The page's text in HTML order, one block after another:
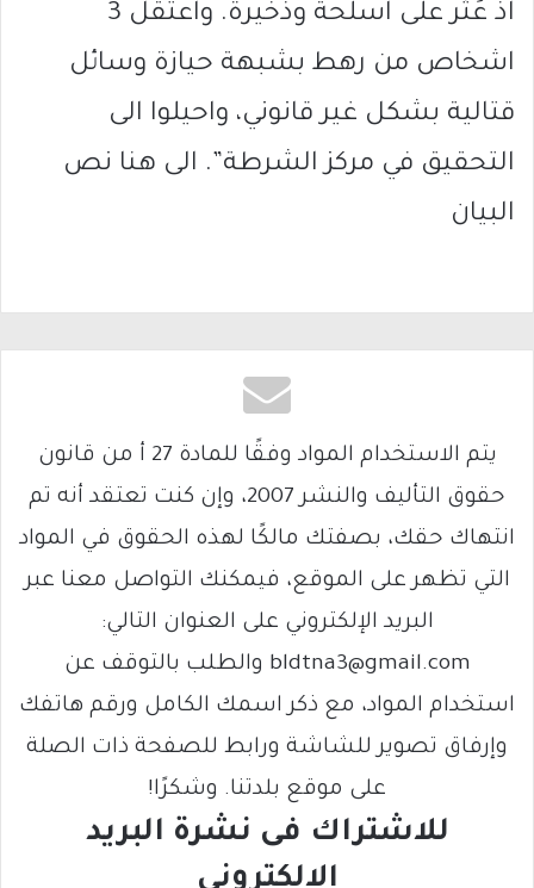
اذ عُثر على اسلحة وذخيرة. واعتقل 3
اشخاص من رهط بشبهة حيازة وسائل
قتالية بشكل غير قانوني، واحيلوا الى
التحقيق في مركز الشرطة”. الى هنا نص
البيان
يتم الاستخدام المواد وفقًا للمادة 27 أ من قانون
حقوق التأليف والنشر 2007، وإن كنت تعتقد أنه تم
انتهاك حقك، بصفتك مالكًا لهذه الحقوق في المواد
التي تظهر على الموقع، فيمكنك التواصل معنا عبر
البريد الإلكتروني على العنوان التالي:
bldtna3@gmail.com والطلب بالتوقف عن
استخدام المواد، مع ذكر اسمك الكامل ورقم هاتفك
وإرفاق تصوير للشاشة ورابط للصفحة ذات الصلة
على موقع بلدتنا. وشكرًا!
للاشتراك فى نشرة البريد